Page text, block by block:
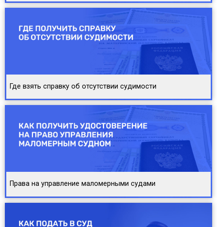
Где взять справку об отсутствии судимости
Права на управление маломерными судами